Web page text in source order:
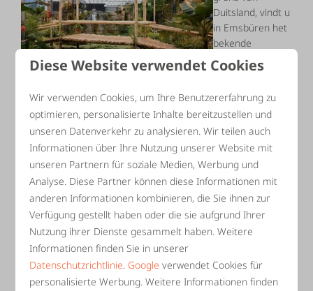
Duitsland, vindt u
in Emsbüren het
bekende
Emsflower
grote
heeft vele bezienswaardigheden die zeker de moeite waard
zijn: een grote showkas met talloze planten, vlindertuin met
vlinders uit tropische gebieden en tropentuin met onder
andere papegaaien. Voor een hapje en een drankje kunt u
terecht in het restaurant. De kwekerij is rolstoelvriendelijk.
Arboretum in De Lutte
Dichtbij
Borghuis vindt u
het pittoreske
Diese Website verwendet Cookies
Wir verwenden Cookies, um Ihre Benutzererfahrung zu
optimieren, personalisierte Inhalte bereitzustellen und
unseren Datenverkehr zu analysieren. Wir teilen auch
Informationen über Ihre Nutzung unserer Website mit
unseren Partnern für soziale Medien, Werbung und
Analyse. Diese Partner können diese Informationen mit
anderen Informationen kombinieren, die Sie ihnen zur
Verfügung gestellt haben oder die sie aufgrund Ihrer
Nutzung ihrer Dienste gesammelt haben. Weitere
Informationen finden Sie in unserer
Datenschutzrichtlinie. Google verwendet Cookies für
personalisierte Werbung. Weitere Informationen finden